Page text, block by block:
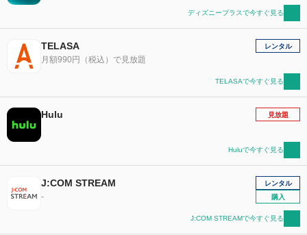
ディズニープラスで今すぐ見る
TELASA
月額990円（税込）で見放題
レンタル
TELASAで今すぐ見る
Hulu 見放題
Huluで今すぐ見る
J:COM STREAM
-
レンタル
購入
J:COM STREAMで今すぐ見る